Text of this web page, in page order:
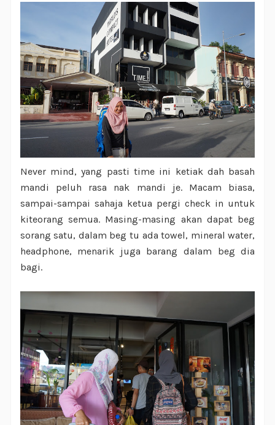
Never mind, yang pasti time ini ketiak dah basah
mandi peluh rasa nak mandi je. Macam biasa,
sampai-sampai sahaja ketua pergi check in untuk
kiteorang semua. Masing-masing akan dapat beg
sorang satu, dalam beg tu ada towel, mineral water,
headphone, menarik juga barang dalam beg dia
bagi.